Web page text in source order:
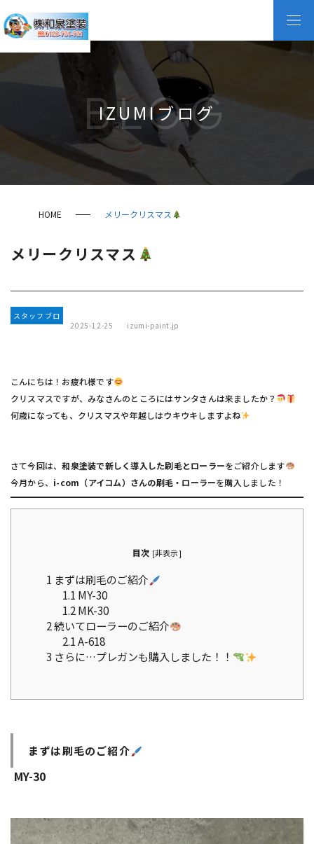
IZUMIブログ
BLOG
HOME メリークリスマス
メリークリスマス
スタッフブロ
2025-12-25 izumi-paint.jp
こんにちは！お疲れ様です
クリスマスですが、みなさんのところにはサンタさんは来ましたか？
何歳になっても、クリスマスや年越しはウキウキしますよね
さて今回は、和泉塗装で新しく導入した刷毛とローラーをご紹介します
今月から、 i-com（アイコム） さんの刷毛・ローラーを購入しました！
目次 [非表示]
1 まずは刷毛のご紹介
1.1 MY-30
1.2MK-30
2続いてローラーのご紹介
2.1A-618
3 さらに…プレガンも購入しました！！
まずは刷毛のご紹介
MY-30